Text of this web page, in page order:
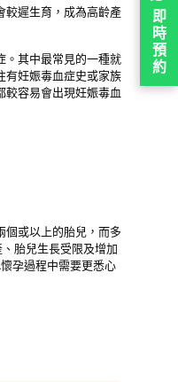
較遲生育，成為高齡產
。其中最常見的一種就
有妊娠毒血症史或家族
較容易會出現妊娠毒血
個或以上的胎兒，而多
胎兒生長受限及增加
孕過程中需要更悉心
即
時
預
約